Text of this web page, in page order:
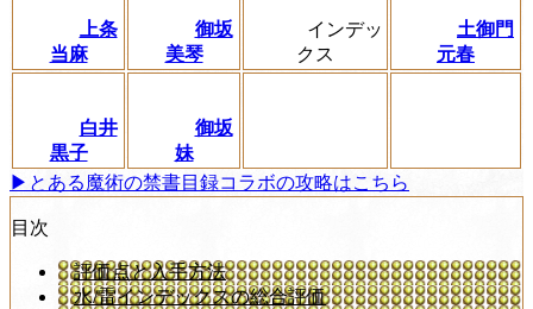
上条
当麻
御坂
美琴
インデッ
クス
土御門
元春
白井
黒子
御坂
妹
▶︎とある魔術の禁書目録コラボの攻略はこちら
目次
評価点と入手方法
水/雷インデックスの総合評価